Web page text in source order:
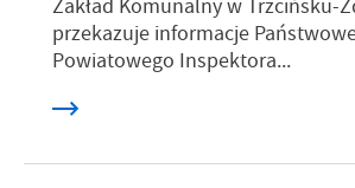
Zakład Komunalny w Trzcińsku-
przekazuje informacje
Powiatowego Inspektora...